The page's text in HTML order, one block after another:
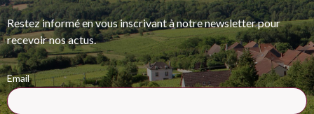
Restez informé en vous inscrivant à notre newsletter pour
recevoir nos actus.
Email